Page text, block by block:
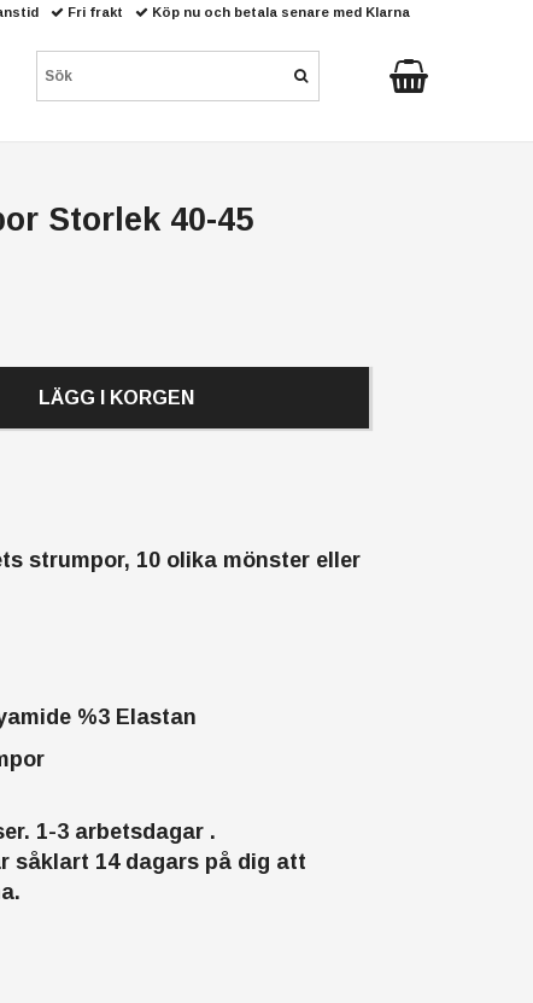
Storlek 40-45
LÄGG I KORGEN
strumpor, 10 olika mönster eller
%3 Elastan
1-3 arbetsdagar .
såklart 14 dagars på dig att
Fri frakt Köp nu och betala senare med Klarna